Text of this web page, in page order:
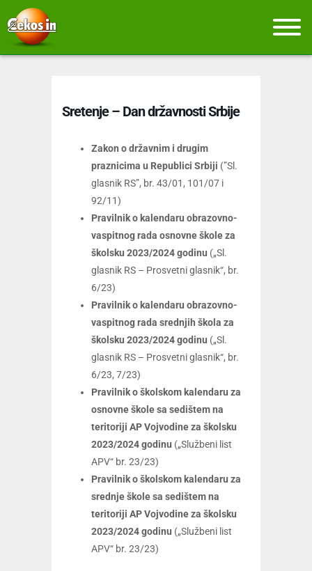
Sretenje – Dan državnosti Srbije
Zakon o državnim i drugim
praznicima u Republici Srbiji (”Sl.
glasnik RS”, br. 43/01, 101/07 i
92/11)
Pravilnik o kalendaru obrazovno-
vaspitnog rada osnovne škole za
školsku 2023/2024 godinu („Sl.
glasnik RS – Prosvetni glasnik“, br.
6/23)
Pravilnik o kalendaru obrazovno-
vaspitnog rada srednjih škola za
školsku 2023/2024 godinu („Sl.
glasnik RS – Prosvetni glasnik“, br.
6/23, 7/23)
Pravilnik o školskom kalendaru za
osnovne škole sa sedištem na
teritoriji AP Vojvodine za školsku
2023/2024 godinu („Službeni list
APV“ br. 23/23)
Pravilnik o školskom kalendaru za
srednje škole sa sedištem na
teritoriji AP Vojvodine za školsku
2023/2024 godinu („Službeni list
APV“ br. 23/23)